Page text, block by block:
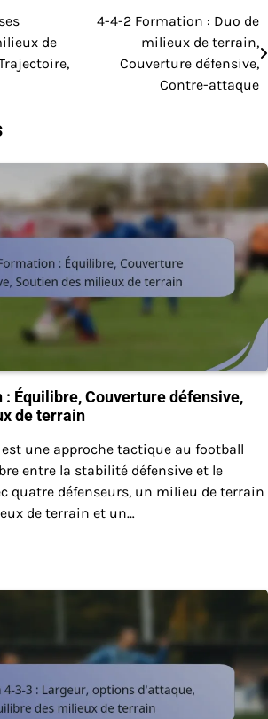
de
4-4-2 Formation : Duo de
milieux de terrain,
Couverture défensive,
Contre-attaque
Équilibre, Couverture défensive,
de terrain
est une approche tactique au football
entre la stabilité défensive et le
quatre défenseurs, un milieu de terrain
de terrain et un…